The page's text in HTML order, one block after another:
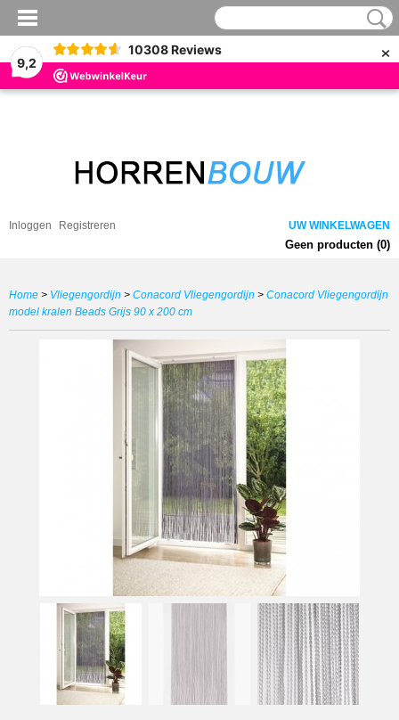
9,2
10308 Reviews ×
Inloggen Registreren UW WINKELWAGEN
Geen producten (0)
Home > Vliegengordijn > Conacord Vliegengordijn > Conacord Vliegengordijn
model kralen Beads Grijs 90 x 200 cm